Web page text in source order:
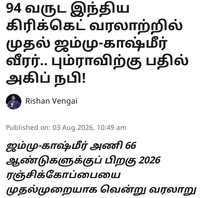
94 வருட இந்திய
கிரிக்கெட் வரலாற்றில்
முதல் ஜம்மு-காஷ்மீர்
வீரர்.. பும்ராவிற்கு பதில்
அகிப் நபி!
Rishan Vengai
Published on: 03 Aug 2026, 10:49 am
ஜம்மு-காஷ்மீர் அணி 66
ஆண்டுகளுக்குப் பிறகு 2026
ரஞ்சிக்கோப்பையை
முதல்முறையாக வென்று வரலாறு